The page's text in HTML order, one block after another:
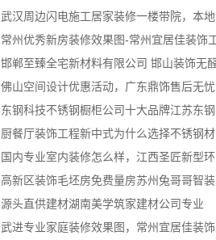
佛山空间设计优惠活动，广东鼎饰售后无忧
高新区装饰毛坯房免费量房苏州兔哥哥智装
源头直供建材湖南美学筑家建材公司专业